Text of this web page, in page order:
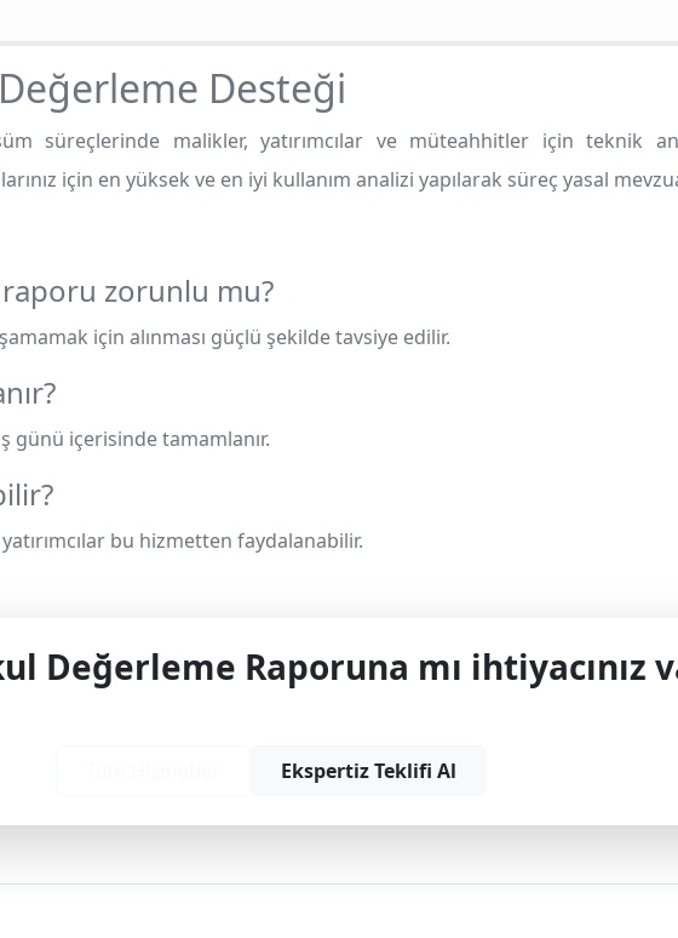
Desteği
süreçlerinde malikler, yatırımcılar ve müteahhitler için teknik
için en yüksek ve en iyi kullanım analizi yapılarak süreç yasal
zorunlu mu?
için alınması güçlü şekilde tavsiye edilir.
günü içerisinde tamamlanır.
bu hizmetten faydalanabilir.
Değerleme Raporuna mı ihtiyacınız
Ekspertiz Teklifi Al